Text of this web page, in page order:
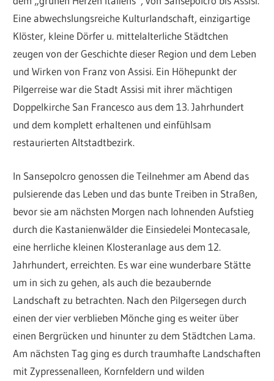
Eine abwechslungsreiche Kulturlandschaft, einzigartige
Klöster, kleine Dörfer u. mittelalterliche Städtchen
zeugen von der Geschichte dieser Region und dem Leben
und Wirken von Franz von Assisi. Ein Höhepunkt der
Pilgerreise war die Stadt Assisi mit ihrer mächtigen
Doppelkirche San Francesco aus dem 13. Jahrhundert
und dem komplett erhaltenen und einfühlsam
restaurierten Altstadtbezirk.
In Sansepolcro genossen die Teilnehmer am Abend das
pulsierende das Leben und das bunte Treiben in Straßen,
bevor sie am nächsten Morgen nach lohnenden Aufstieg
durch die Kastanienwälder die Einsiedelei Montecasale,
eine herrliche kleinen Klosteranlage aus dem 12.
Jahrhundert, erreichten. Es war eine wunderbare Stätte
um in sich zu gehen, als auch die bezaubernde
Landschaft zu betrachten. Nach den Pilgersegen durch
einen der vier verblieben Mönche ging es weiter über
einen Bergrücken und hinunter zu dem Städtchen Lama.
Am nächsten Tag ging es durch traumhafte Landschaften
mit Zypressenalleen, Kornfeldern und wilden